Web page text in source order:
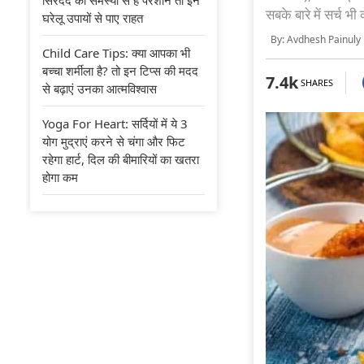
सबके बारे में सर्च
By: Avdhesh Painuly
7.4k SHARES
घरेलू उपायों से पाए राहत
Child Care Tips: क्या आपका भी
बच्चा शर्मीला है? तो इन टिप्स की मदद
से बढ़ाएं उनका आत्मविश्वास
Yoga For Heart: सर्दियों में ये 3
योग मुद्राएं करने से चंगा और फिट
रहेगा हार्ट, दिल की बीमारियों का खतरा
होगा कम